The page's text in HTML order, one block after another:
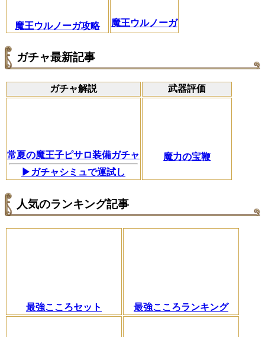
魔王ウルノーガ攻略 魔王ウルノーガ
ガチャ最新記事
ガチャ解説 武器評価
常夏の魔王子ピサロ装備ガチャ
▶ガチャシミュで運試し
魔力の宝鞭
人気のランキング記事
最強こころセット 最強こころランキング